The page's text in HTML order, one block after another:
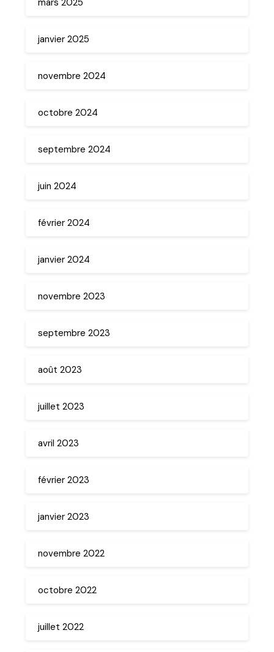
janvier 2025
novembre 2024
octobre 2024
septembre 2024
juin 2024
février 2024
janvier 2024
novembre 2023
septembre 2023
août 2023
juillet 2023
avril 2023
février 2023
janvier 2023
novembre 2022
octobre 2022
juillet 2022